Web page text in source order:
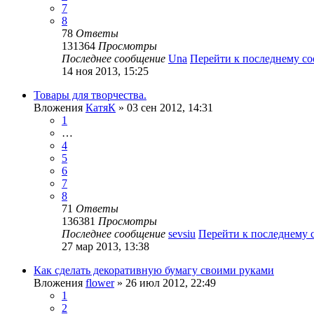
7
8
78 Ответы
131364 Просмотры
Последнее сообщение Una Перейти к последнему
14 ноя 2013, 15:25
Товары для творчества.
Вложения КатяК » 03 сен 2012, 14:31
1
…
4
5
6
7
8
71 Ответы
136381 Просмотры
Последнее сообщение sevsiu Перейти к последнему
27 мар 2013, 13:38
Как сделать декоративную бумагу своими руками
Вложения flower» 26 июл 2012, 22:49
1
2